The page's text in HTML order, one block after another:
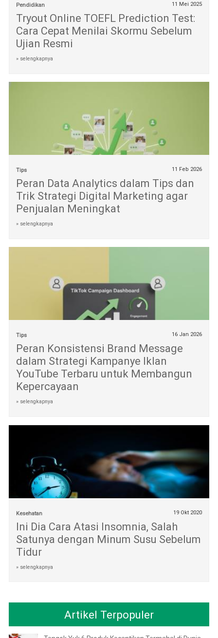
Pendidikan 11 Mei 2025
Tryout Online TOEFL Prediction Test:
Cara Cepat Menilai Skormu Sebelum
Ujian Resmi
» selengkapnya
Tips 11 Feb 2026
Peran Data Analytics dalam Tips dan
Trik Strategi Digital Marketing agar
Penjualan Meningkat
» selengkapnya
Tips 16 Jan 2026
Peran Konsistensi Brand Message
dalam Strategi Kampanye Iklan
YouTube Terbaru untuk Membangun
Kepercayaan
» selengkapnya
Kesehatan 19 Okt 2020
Ini Dia Cara Atasi Insomnia, Salah
Satunya dengan Minum Susu Sebelum
Tidur
» selengkapnya
Artikel Terpopuler